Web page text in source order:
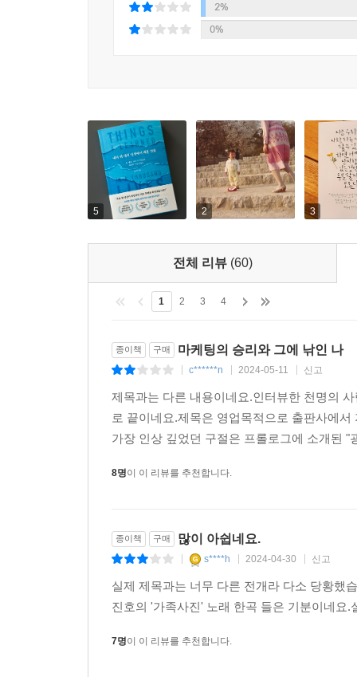
2%
0%
5 2 3
전체 리뷰 (60)
1 2 3 4
종이책 구매 마케팅의 승리와 그에 낚인 나
c******n 2024-05-11 신고
제목과는 다른 내용이네요.인터뷰한 천명의
로 끝이네요.제목은 영업목적으로 출판사에
가장 인상 깊었던 구절은 프롤로그에 소개된
8명이 이 리뷰를 추천합니다.
종이책 구매 많이 아쉽네요.
s****h 2024-04-30 신고
실제 제목과는 너무 다른 전개라 다소 당황했
진호의 '가족사진' 노래 한곡 들은 기분이네요
7명이 이 리뷰를 추천합니다.